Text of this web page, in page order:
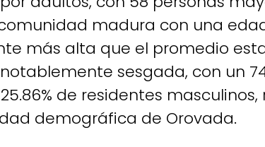
madura con una
más alta que el promedio
sesgada, con un
de residentes
demográfica de Orovada.